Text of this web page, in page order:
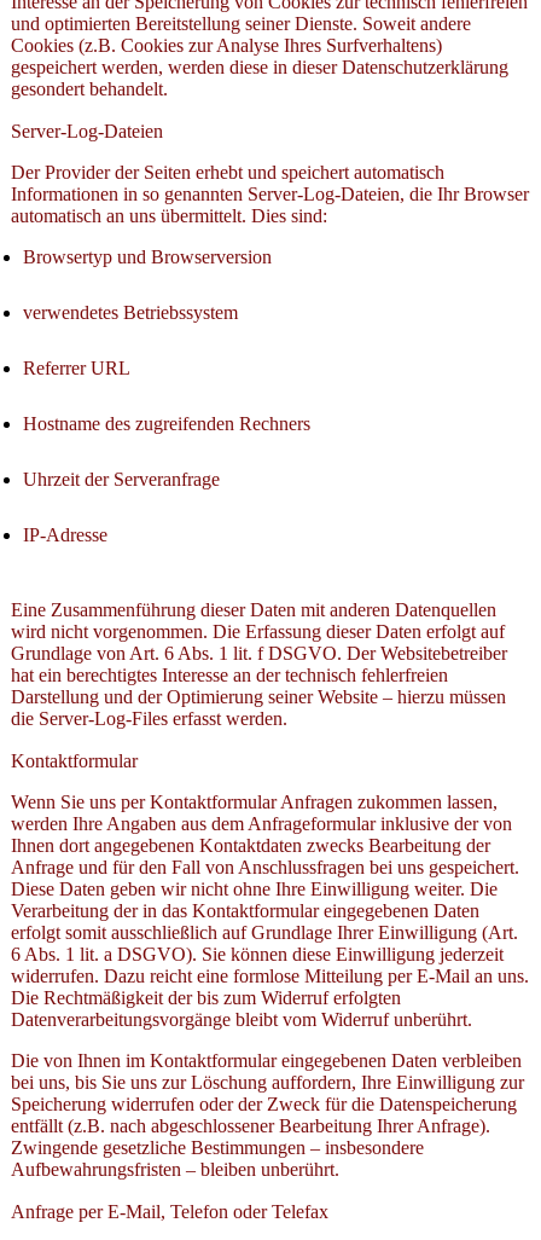
und optimierten Bereitstellung seiner Dienste. Soweit andere
Cookies (z.B. Cookies zur Analyse Ihres Surfverhaltens)
gespeichert werden, werden diese in dieser Datenschutzerklärung
gesondert behandelt.
Server-Log-Dateien
Der Provider der Seiten erhebt und speichert automatisch
Informationen in so genannten Server-Log-Dateien, die Ihr Browser
automatisch an uns übermittelt. Dies sind:
Browsertyp und Browserversion
verwendetes Betriebssystem
Referrer URL
Hostname des zugreifenden Rechners
Uhrzeit der Serveranfrage
IP-Adresse
Eine Zusammenführung dieser Daten mit anderen Datenquellen
wird nicht vorgenommen. Die Erfassung dieser Daten erfolgt auf
Grundlage von Art. 6 Abs. 1 lit. f DSGVO. Der Websitebetreiber
hat ein berechtigtes Interesse an der technisch fehlerfreien
Darstellung und der Optimierung seiner Website – hierzu müssen
die Server-Log-Files erfasst werden.
Kontaktformular
Wenn Sie uns per Kontaktformular Anfragen zukommen lassen,
werden Ihre Angaben aus dem Anfrageformular inklusive der von
Ihnen dort angegebenen Kontaktdaten zwecks Bearbeitung der
Anfrage und für den Fall von Anschlussfragen bei uns gespeichert.
Diese Daten geben wir nicht ohne Ihre Einwilligung weiter. Die
Verarbeitung der in das Kontaktformular eingegebenen Daten
erfolgt somit ausschließlich auf Grundlage Ihrer Einwilligung (Art.
6 Abs. 1 lit. a DSGVO). Sie können diese Einwilligung jederzeit
widerrufen. Dazu reicht eine formlose Mitteilung per E-Mail an uns.
Die Rechtmäßigkeit der bis zum Widerruf erfolgten
Datenverarbeitungsvorgänge bleibt vom Widerruf unberührt.
Die von Ihnen im Kontaktformular eingegebenen Daten verbleiben
bei uns, bis Sie uns zur Löschung auffordern, Ihre Einwilligung zur
Speicherung widerrufen oder der Zweck für die Datenspeicherung
entfällt (z.B. nach abgeschlossener Bearbeitung Ihrer Anfrage).
Zwingende gesetzliche Bestimmungen – insbesondere
Aufbewahrungsfristen – bleiben unberührt.
Anfrage per E-Mail, Telefon oder Telefax